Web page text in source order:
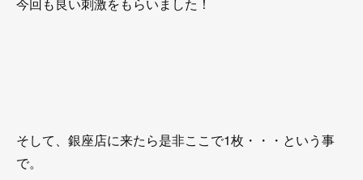
そして、銀座店に来たら是非ここで1枚・・・という事
で。